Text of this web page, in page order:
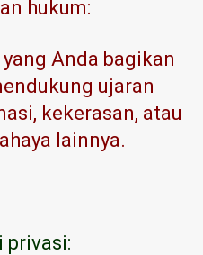
hukum:
Anda bagikan
ujaran
kekerasan, atau
lainnya.
privasi: